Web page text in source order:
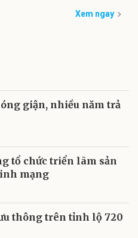
Xem ngay
giận, nhiều năm trả
tổ chức triển lãm sản
mạng
thông trên tỉnh lộ 720